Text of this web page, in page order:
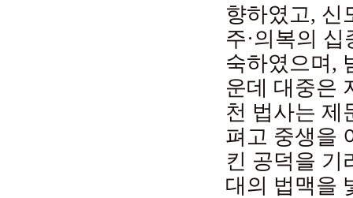
향하였고, 신
주·의복의
숙하였으며,
운데 대중은
천 법사는 제
펴고 중생을
킨 공덕을 기
대의 법맥을